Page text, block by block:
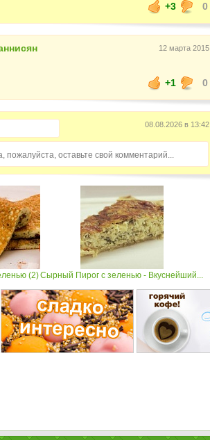
+3
0
12 марта 2015
+1
0
08.08.2026 в 13:42
пожалуйста, оставьте свой комментарий...
(2)Сырный Пирог с зеленью - Вкуснейший...